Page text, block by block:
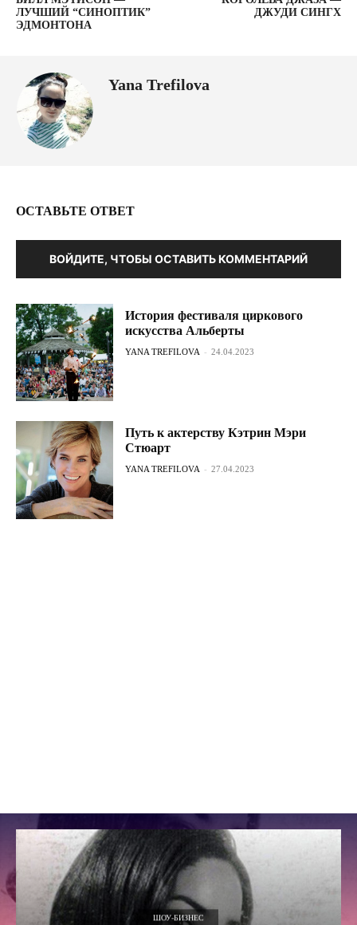
ЛУЧШИЙ “СИНОПТИК”
ЭДМОНТОНА
ДЖУДИ СИНГХ
Yana Trefilova
ОСТАВЬТЕ ОТВЕТ
ВОЙДИТЕ, ЧТОБЫ ОСТАВИТЬ КОММЕНТАРИЙ
История фестиваля циркового
искусства Альберты
YANA TREFILOVA - 24.04.2023
Путь к актерству Кэтрин Мэри
Стюарт
YANA TREFILOVA - 27.04.2023